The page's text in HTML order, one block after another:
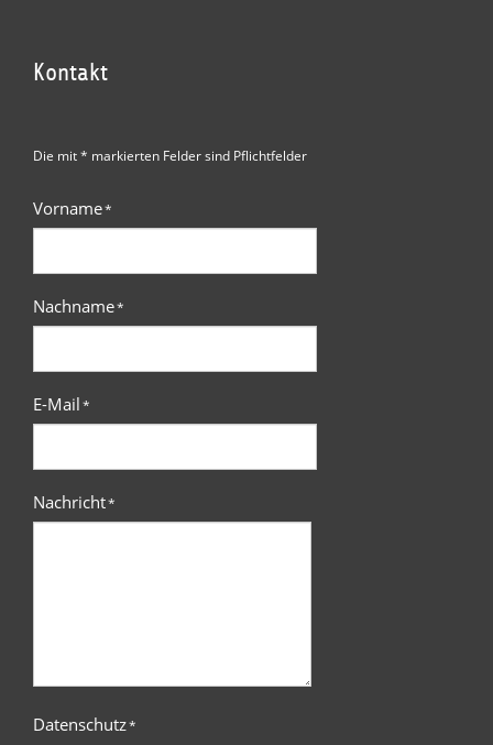
Kontakt
Die mit * markierten Felder sind Pflichtfelder
Vorname*
Nachname*
E-Mail*
Nachricht*
Datenschutz*